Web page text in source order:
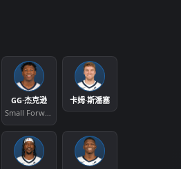
GG·杰克逊
Small Forward
卡姆·斯潘塞